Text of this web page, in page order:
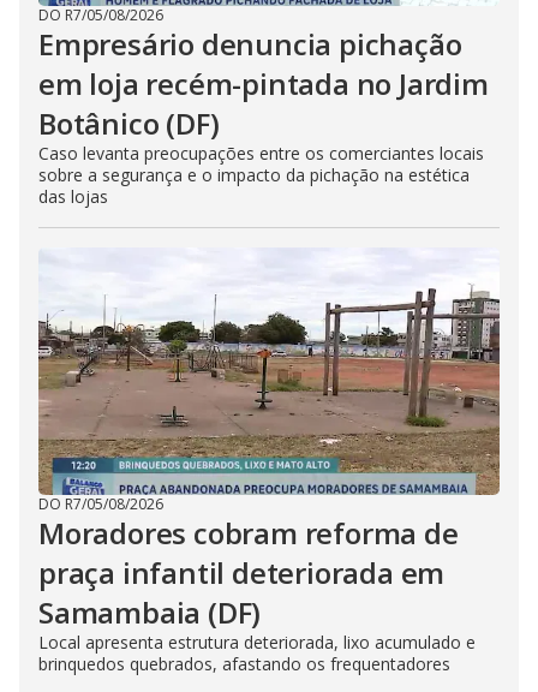
DO R7/05/08/2026
Empresário denuncia pichação
em loja recém-pintada no Jardim
Botânico (DF)
Caso levanta preocupações entre os comerciantes locais
sobre a segurança e o impacto da pichação na estética
das lojas
DO R7/05/08/2026
Moradores cobram reforma de
praça infantil deteriorada em
Samambaia (DF)
Local apresenta estrutura deteriorada, lixo acumulado e
brinquedos quebrados, afastando os frequentadores